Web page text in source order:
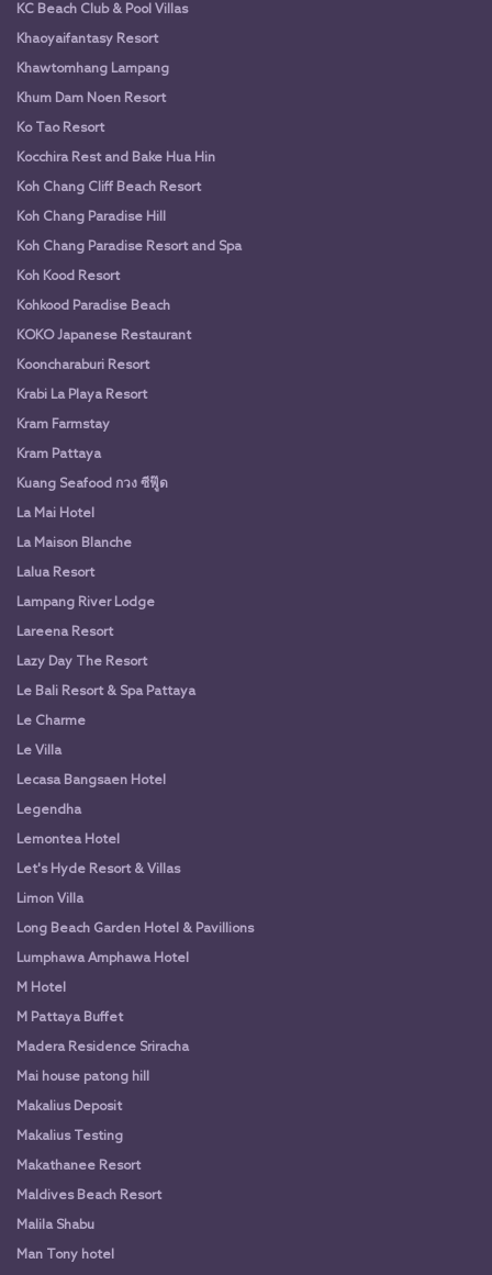
KC Beach Club & Pool Villas
Khaoyaifantasy Resort
Khawtomhang Lampang
Khum Dam Noen Resort
Ko Tao Resort
Kocchira Rest and Bake Hua Hin
Koh Chang Cliff Beach Resort
Koh Chang Paradise Hill
Koh Chang Paradise Resort and Spa
Koh Kood Resort
Kohkood Paradise Beach
KOKO Japanese Restaurant
Kooncharaburi Resort
Krabi La Playa Resort
Kram Farmstay
Kram Pattaya
Kuang Seafood กวง ซีฟู๊ด
La Mai Hotel
La Maison Blanche
Lalua Resort
Lampang River Lodge
Lareena Resort
Lazy Day The Resort
Le Bali Resort & Spa Pattaya
Le Charme
Le Villa
Lecasa Bangsaen Hotel
Legendha
Lemontea Hotel
Let's Hyde Resort & Villas
Limon Villa
Long Beach Garden Hotel & Pavillions
Lumphawa Amphawa Hotel
M Hotel
M Pattaya Buffet
Madera Residence Sriracha
Mai house patong hill
Makalius Deposit
Makalius Testing
Makathanee Resort
Maldives Beach Resort
Malila Shabu
Man Tony hotel